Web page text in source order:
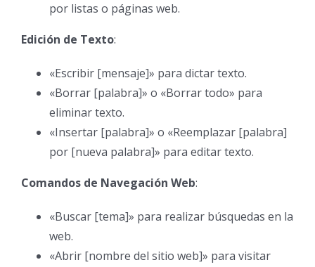
por listas o páginas web.
Edición de Texto:
«Escribir [mensaje]» para dictar texto.
«Borrar [palabra]» o «Borrar todo» para
eliminar texto.
«Insertar [palabra]» o «Reemplazar [palabra]
por [nueva palabra]» para editar texto.
Comandos de Navegación Web:
«Buscar [tema]» para realizar búsquedas en la
web.
«Abrir [nombre del sitio web]» para visitar